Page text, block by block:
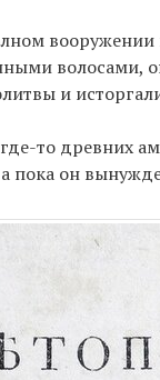
волосами,
и
то древних
пока он